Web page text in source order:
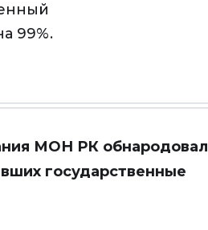
99%.
МОН РК обнародовал
государственные